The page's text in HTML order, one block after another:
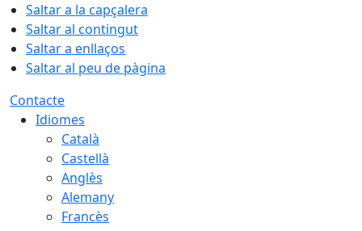
Saltar a la capçalera
Saltar al contingut
Saltar a enllaços
Saltar al peu de pàgina
Contacte
Idiomes
Català
Castellà
Anglès
Alemany
Francès